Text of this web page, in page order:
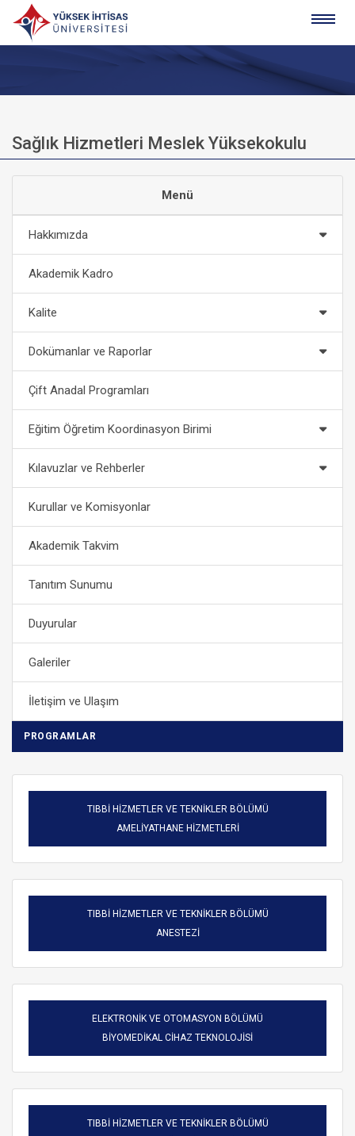
Sağlık Hizmetleri Meslek Yüksekokulu
Menü
Hakkımızda
Akademik Kadro
Kalite
Dokümanlar ve Raporlar
Çift Anadal Programları
Eğitim Öğretim Koordinasyon Birimi
Kılavuzlar ve Rehberler
Kurullar ve Komisyonlar
Akademik Takvim
Tanıtım Sunumu
Duyurular
Galeriler
İletişim ve Ulaşım
PROGRAMLAR
TIBBİ HİZMETLER VE TEKNİKLER BÖLÜMÜ
AMELİYATHANE HİZMETLERİ
TIBBİ HİZMETLER VE TEKNİKLER BÖLÜMÜ
ANESTEZİ
ELEKTRONİK VE OTOMASYON BÖLÜMÜ
BİYOMEDİKAL CİHAZ TEKNOLOJİSİ
TIBBİ HİZMETLER VE TEKNİKLER BÖLÜMÜ